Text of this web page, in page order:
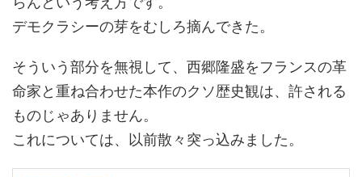
デモクラシーの芽をむしろ摘んできた。
そういう部分を無視して、西郷隆盛をフランスの革
命家と重ね合わせた本作のクソ歴史観は、許される
ものじゃありません。
これについては、以前散々突っ込みました。